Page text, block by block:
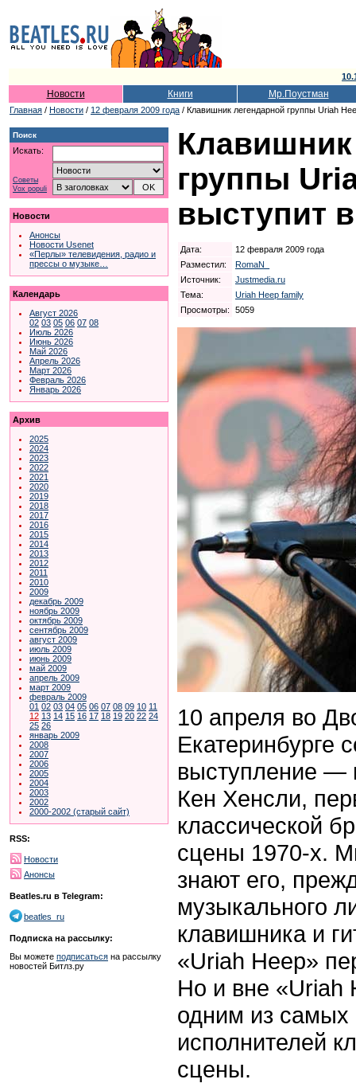
Новости Книги Мр.Поустман
Главная / Новости / 12 февраля 2009 года / Клавишник легендарной группы Uriah
Поиск
Искать:
Советы
Vox populi
Новости
Анонсы
Новости Usenet
«Перлы» телевидения, радио и
прессы о музыке…
Календарь
Август 2026
02 03 05 06 07 08
Июль 2026
Июнь 2026
Май 2026
Апрель 2026
Март 2026
Февраль 2026
Январь 2026
Архив
2025
2024
2023
2022
2021
2020
2019
2018
2017
2016
2015
2014
2013
2012
2011
2010
2009
декабрь 2009
ноябрь 2009
октябрь 2009
сентябрь 2009
август 2009
июль 2009
июнь 2009
май 2009
апрель 2009
март 2009
февраль 2009
01 02 03 04 05 06 07 08 09 10 11
12 13 14 15 16 17 18 19 20 22 24
25 26
январь 2009
2008
2007
2006
2005
2004
2003
2002
2000-2002 (старый сайт)
RSS:
Новости
Анонсы
Beatles.ru в Telegram:
beatles_ru
Подписка на рассылку:
Вы можете подписаться на рассылку
новостей Битлз.ру
группы
выступит
Дата:
12 февраля 2009 года
Разместил:
RomaN_
Источник:
Justmedia.ru
Тема:
Uriah Heep family
Просмотры:
5059
10 апреля во
Екатеринбурге
выступление —
Кен Хенсли,
классической
сцены 1970-х.
знают его,
музыкального
клавишника и
«Uriah Heep»
Но и вне «Uriah
одним из самых
исполнителей
сцены.